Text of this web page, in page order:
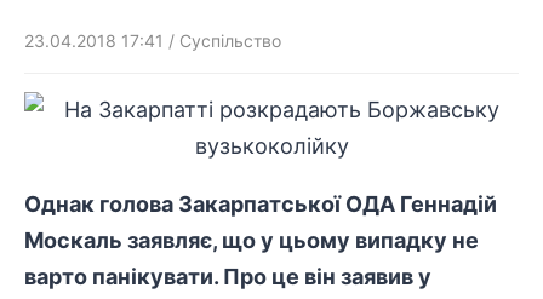
23.04.2018 17:41 / Суспільство
Однак голова Закарпатської ОДА Геннадій
Москаль заявляє, що у цьому випадку не
варто панікувати. Про це він заявив у